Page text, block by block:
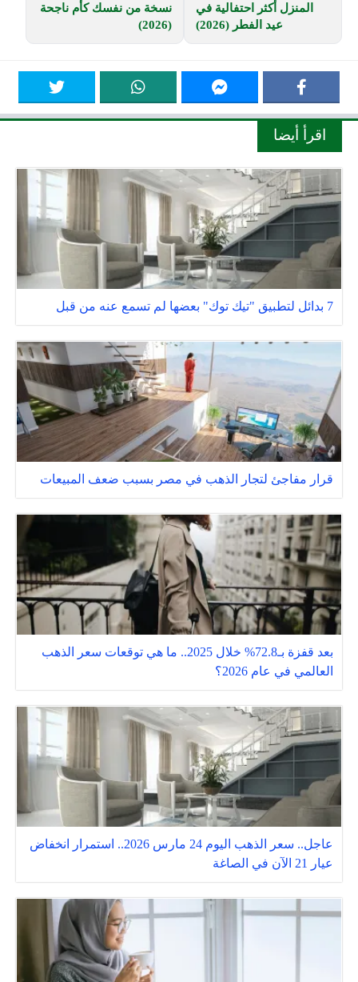
المنزل أكثر احتفالية في
عيد الفطر (2026)
نسخة من نفسك كأم ناجحة
(2026)
اقرأ أيضا
7 بدائل لتطبيق "تيك توك" بعضها لم تسمع عنه من قبل
قرار مفاجئ لتجار الذهب في مصر بسبب ضعف المبيعات
بعد قفزة بـ72.8% خلال 2025.. ما هي توقعات سعر الذهب
العالمي في عام 2026؟
عاجل.. سعر الذهب اليوم 24 مارس 2026.. استمرار انخفاض
عيار 21 الآن في الصاغة